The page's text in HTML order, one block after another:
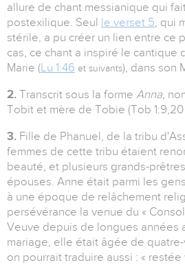
allure de chant messianique qui
postexilique. Seul
le verset 5, qui
stérile, a pu créer un lien entre ce
cas, ce chant a inspiré le cantique
Marie (Lu 1:46 et suivants), dans son
2. Transcrit sous la forme Anna,
Tobit et mère de Tobie (Tob 1:9,20
3. Fille de Phanuel, de la tribu
femmes de cette tribu étaient
beauté, et plusieurs grands-
épouses. Anne était parmi les
à une époque de relâchement
persévérance la venue du «
Veuve depuis de longues années
mariage, elle était âgée de
on pourrait traduire aussi : «